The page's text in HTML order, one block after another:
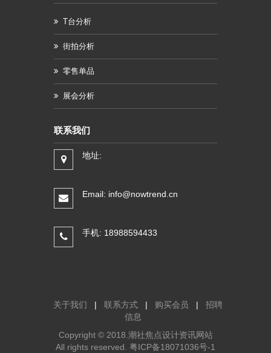
T台分析
街拍分析
零售单品
展会分析
联系我们
地址:
Email: info@nowtrend.cn
手机: 18988594433
关于我们 | 联系方式 | 购买会员 |
招聘
信息
Copyright © 2018.潮社焦点设计资讯网站
All rights reserved. 粤ICP备18071036号-1